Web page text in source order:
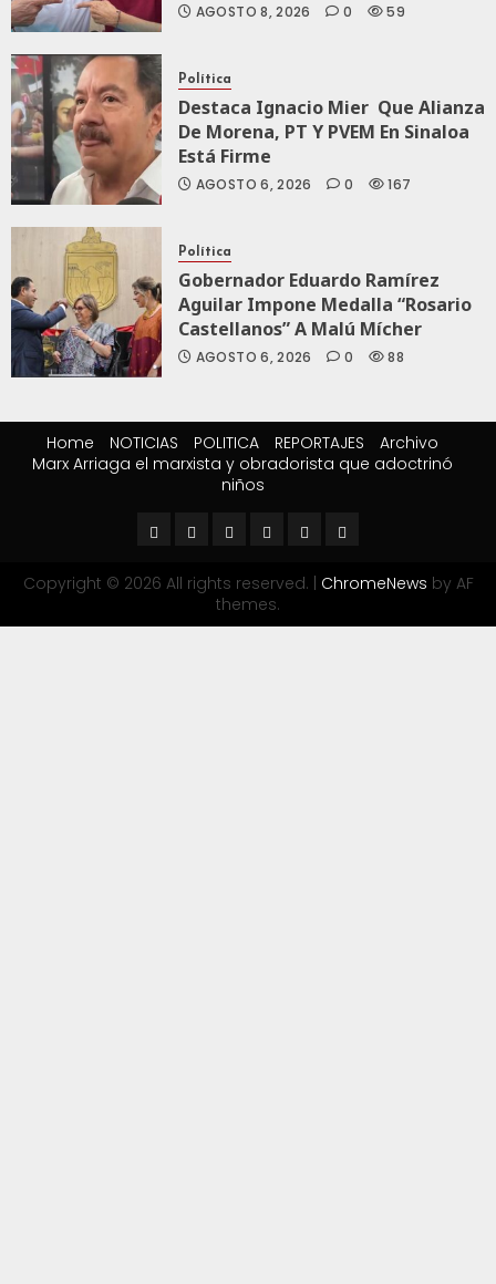
AGOSTO 8, 2026 0 59
Política
Destaca Ignacio Mier Que Alianza
De Morena, PT Y PVEM En Sinaloa
Está Firme
AGOSTO 6, 2026 0 167
Política
Gobernador Eduardo Ramírez
Aguilar Impone Medalla “Rosario
Castellanos” A Malú Mícher
AGOSTO 6, 2026 0 88
Home NOTICIAS POLITICA REPORTAJES
Archivo
Marx Arriaga el marxista y obradorista que adoctrinó
niños
Copyright © 2026 All rights reserved. ChromeNews by AF
themes.